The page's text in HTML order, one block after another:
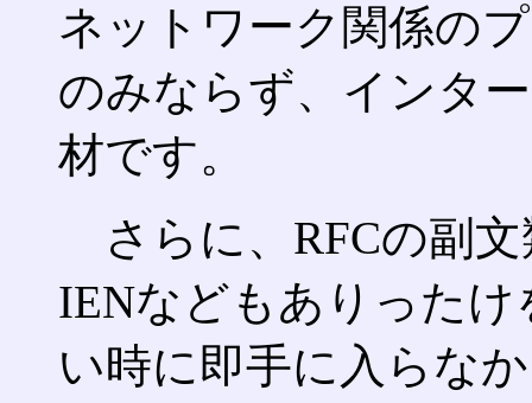
ネットワーク関係の
のみならず、インタ
材です。
さらに、RFCの副文
IENなどもありったけ
い時に即手に入らな